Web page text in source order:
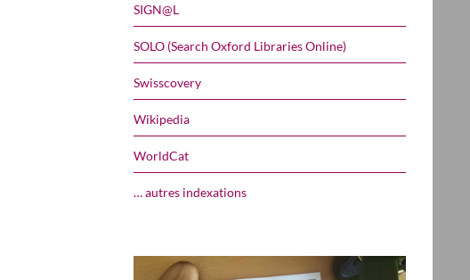
SIGN@L
SOLO (Search Oxford Libraries Online)
Swisscovery
Wikipedia
WorldCat
… autres indexations